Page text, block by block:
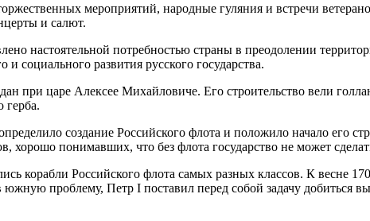
мероприятий, народные гуляния и встречи
и салют.
настоятельной потребностью страны в преодолении
социального развития русского государства.
при царе Алексее Михайловиче. Его строительство вели
герба.
создание Российского флота и положило начало его
хорошо понимавших, что без флота государство не может
корабли Российского флота самых разных классов. К весне
проблему, Петр I поставил перед собой задачу добиться